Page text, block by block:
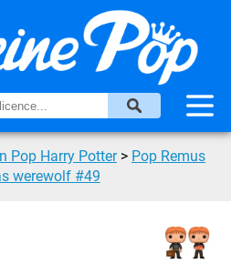
Pop Harry Potter > Pop Remus
werewolf #49